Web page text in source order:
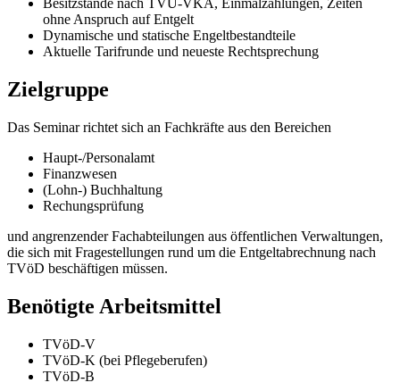
Besitzstände nach TVÜ-VKA, Einmalzahlungen, Zeiten
ohne Anspruch auf Entgelt
Dynamische und statische Engeltbestandteile
Aktuelle Tarifrunde und neueste Rechtsprechung
Zielgruppe
Das Seminar richtet sich an Fachkräfte aus den Bereichen
Haupt-/Personalamt
Finanzwesen
(Lohn-) Buchhaltung
Rechungsprüfung
und angrenzender Fachabteilungen aus öffentlichen Verwaltungen,
die sich mit Fragestellungen rund um die Entgeltabrechnung nach
TVöD beschäftigen müssen.
Benötigte Arbeitsmittel
TVöD-V
TVöD-K (bei Pflegeberufen)
TVöD-B